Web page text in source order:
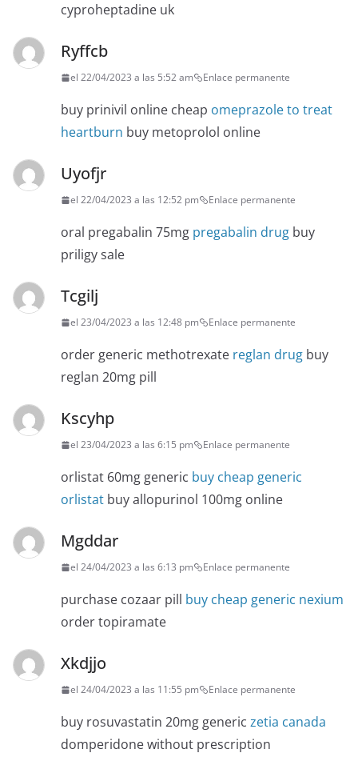
cyproheptadine uk
Ryffcb
el 22/04/2023 a las 5:52 am Enlace permanente
buy prinivil online cheap omeprazole to treat
heartburn buy metoprolol online
Uyofjr
el 22/04/2023 a las 12:52 pm Enlace permanente
oral pregabalin 75mg pregabalin drug buy
priligy sale
Tcgilj
el 23/04/2023 a las 12:48 pm Enlace permanente
order generic methotrexate reglan drug buy
reglan 20mg pill
Kscyhp
el 23/04/2023 a las 6:15 pm Enlace permanente
orlistat 60mg generic buy cheap generic
orlistat buy allopurinol 100mg online
Mgddar
el 24/04/2023 a las 6:13 pm Enlace permanente
purchase cozaar pill buy cheap generic nexium
order topiramate
Xkdjjo
el 24/04/2023 a las 11:55 pm Enlace permanente
buy rosuvastatin 20mg generic zetia canada
domperidone without prescription